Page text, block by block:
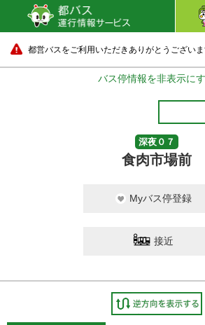
都営バスをご利用いただきありがとうございま
バス停情報を非表示に
深夜０７
食肉市場前
Myバス停登録
接近